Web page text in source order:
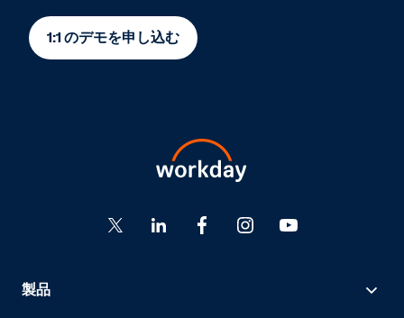
1:1 のデモを申し込む
製品